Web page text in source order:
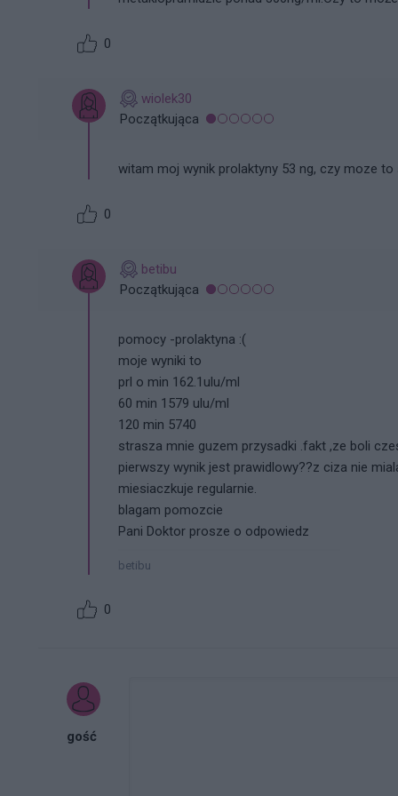
0
wiolek30
Początkująca
witam moj wynik prolaktyny 53 ng, czy moze
0
betibu
Początkująca
pomocy -prolaktyna :(
moje wyniki to
prl o min 162.1ulu/ml
60 min 1579 ulu/ml
120 min 5740
strasza mnie guzem przysadki .fakt ,ze boli
pierwszy wynik jest prawidlowy??z ciza nie
miesiaczkuje regularnie.
blagam pomozcie
Pani Doktor prosze o odpowiedz
betibu
0
gość